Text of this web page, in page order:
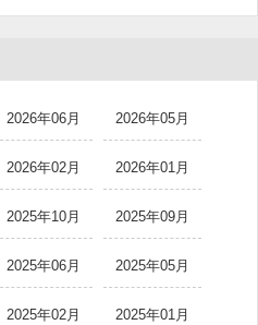
2026年06月 2026年05月
2026年02月 2026年01月
2025年10月 2025年09月
2025年06月 2025年05月
2025年02月 2025年01月